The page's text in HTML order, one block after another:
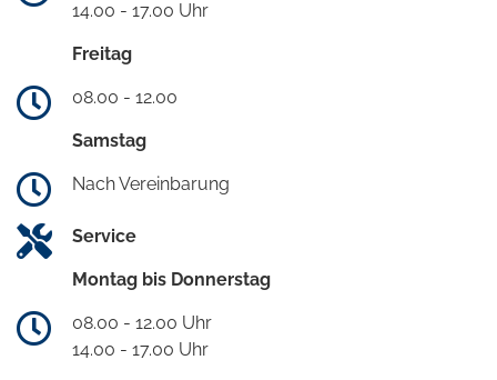
14.00 - 17.00 Uhr
Freitag
08.00 - 12.00
Samstag
Nach Vereinbarung
Service
Montag bis Donnerstag
08.00 - 12.00 Uhr
14.00 - 17.00 Uhr